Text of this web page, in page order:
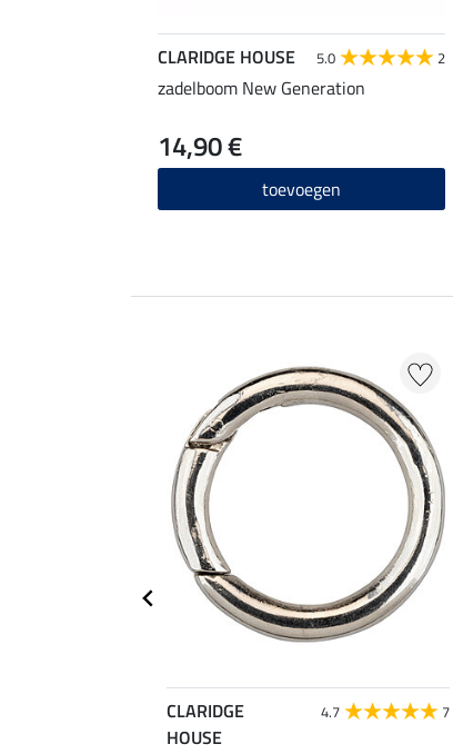
CLARIDGE HOUSE 5.0 2
zadelboom New Generation
14,90 €
toevoegen
CLARIDGE
HOUSE
4.7 7